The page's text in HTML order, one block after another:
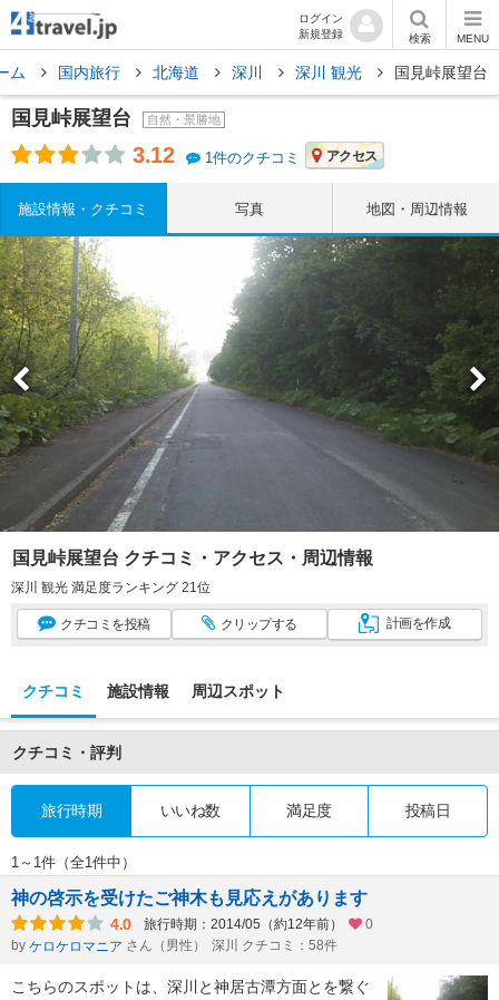
ログイン
新規登録
検索 MENU
ム 国内旅行 北海道 深川 深川 観光 国見峠展望台
国見峠展望台 自然・景勝地
3.12 1件のクチコミ アクセス
施設情報・クチコミ 写真 地図・周辺情報
国見峠展望台 クチコミ・アクセス・周辺情報
深川 観光 満足度ランキング 21位
クチコミ を投稿 クリップする 計画を作成
クチコミ 施設情報 周辺スポット
クチコミ・評判
旅行時期 いいね数 満足度 投稿日
1～1件（全1件中）
神の啓示を受けたご神木も見応えがあります
4.0 旅行時期：2014/05（約12年前）
0
by ケロケロマニア さん（男性） 深川 クチコミ：58件
こちらのスポットは、深川と神居古潭方面とを繋ぐ